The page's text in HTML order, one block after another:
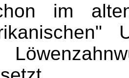
im